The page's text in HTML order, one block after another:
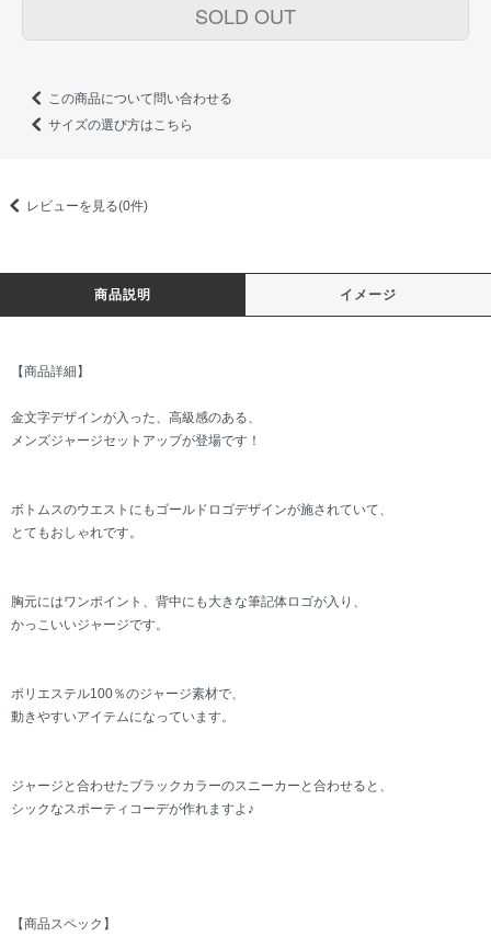
SOLD OUT
この商品について問い合わせる
サイズの選び方はこちら
レビューを見る(0件)
商品説明 イメージ
【商品詳細】
金文字デザインが入った、高級感のある、
メンズジャージセットアップが登場です！
ボトムスのウエストにもゴールドロゴデザインが施されていて、
とてもおしゃれです。
胸元にはワンポイント、背中にも大きな筆記体ロゴが入り、
かっこいいジャージです。
ポリエステル100％のジャージ素材で、
動きやすいアイテムになっています。
ジャージと合わせたブラックカラーのスニーカーと合わせると、
シックなスポーティコーデが作れますよ♪
【商品スペック】